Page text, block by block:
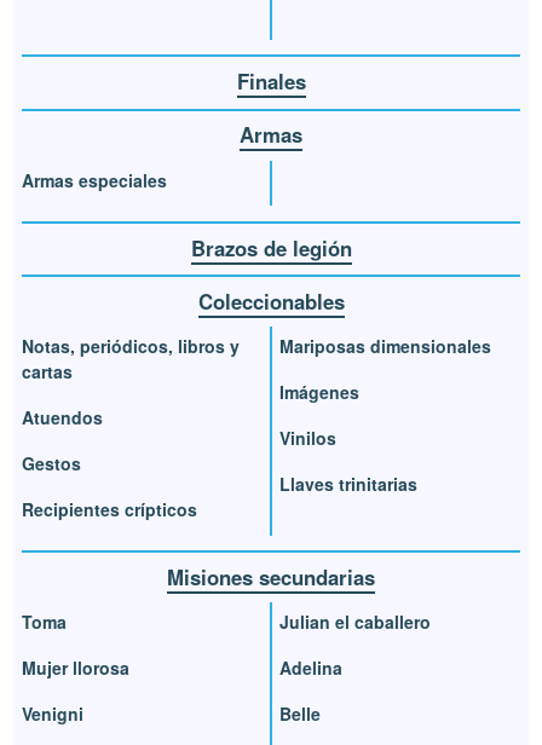
Finales
Armas
Armas especiales
Brazos de legión
Coleccionables
Notas, periódicos, libros y
cartas
Atuendos
Gestos
Recipientes crípticos
Mariposas dimensionales
Imágenes
Vinilos
Llaves trinitarias
Misiones secundarias
Toma
Mujer llorosa
Venigni
Julian el caballero
Adelina
Belle